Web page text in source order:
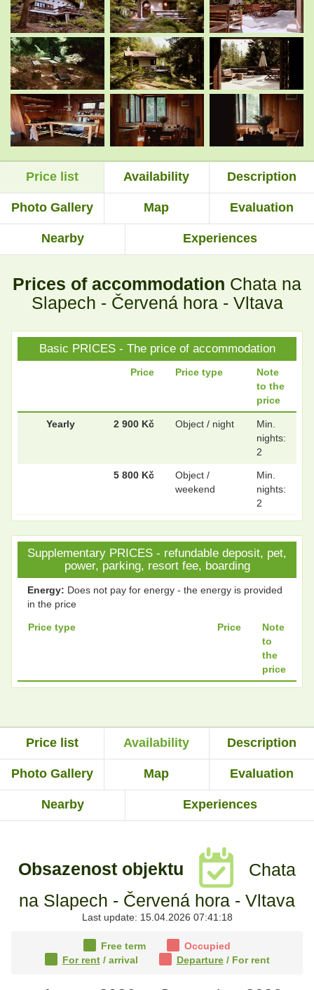
Price list Availability Description
Photo Gallery Map Evaluation
Nearby Experiences
Prices of accommodation Chata na
Slapech - Červená hora - Vltava
Basic PRICES - The price of accommodation
Price Price type
Note
to the
price
Yearly 2 900 Kč Object / night
Min.
nights:
2
5 800 Kč
Object /
weekend
Min.
nights:
2
Supplementary PRICES - refundable deposit, pet,
power, parking, resort fee, boarding
Energy: Does not pay for energy - the energy is provided
in the price
Price type Price
Note
to
the
price
Price list Availability Description
Photo Gallery Map Evaluation
Nearby Experiences
Obsazenost objektu
Chata
na Slapech - Červená hora - Vltava
Last update: 15.04.2026 07:41:18
Free term
Occupied
For rent/ arrival Departure/ For rent